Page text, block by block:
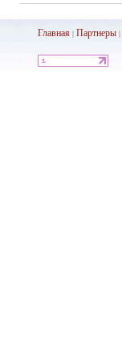
Главная| Партнеры|